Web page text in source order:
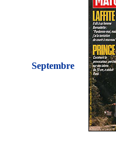
Septembre